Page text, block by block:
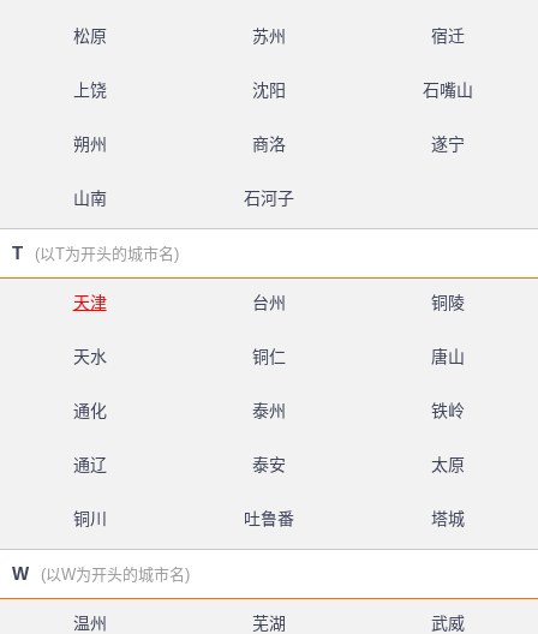
松原 苏州 宿迁
上饶 沈阳 石嘴山
朔州 商洛 遂宁
山南 石河子
T (以T为开头的城市名)
天津 台州 铜陵
天水 铜仁 唐山
通化 泰州 铁岭
通辽 泰安 太原
铜川 吐鲁番 塔城
W (以W为开头的城市名)
温州 芜湖 武威